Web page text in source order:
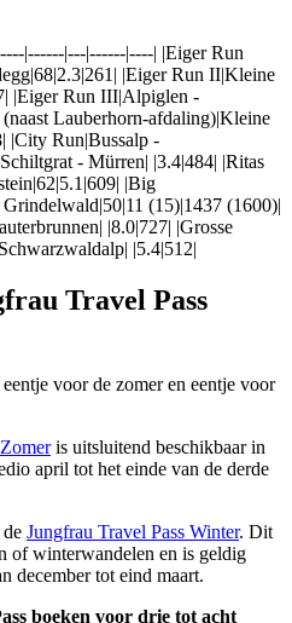
|------|---|------|----| |Eiger Run
|Eiger Run II|Kleine
|Eiger Run III|Alpiglen -
Lauberhorn-afdaling)|Kleine
|City Run|Bussalp -
- Mürren| |3.4|484| |Ritas
|Big
(15)|1437 (1600)|
|8.0|727| |Grosse
|5.4|512|
Travel Pass
voor de zomer en eentje voor
is uitsluitend beschikbaar in
april tot het einde van de derde
Jungfrau Travel Pass Winter. Dit
of winterwandelen en is geldig
december tot eind maart.
boeken voor drie tot acht